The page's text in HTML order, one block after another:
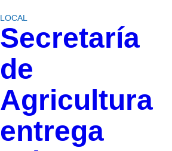
LOCAL
Secretaría
de
Agricultura
entrega